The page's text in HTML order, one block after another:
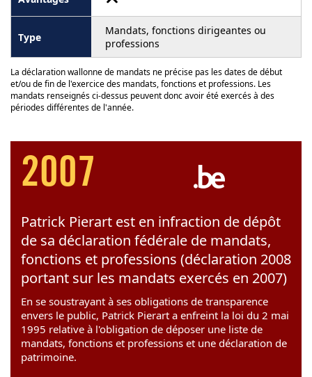
Mandats, fonctions dirigeantes ou
professions
La déclaration wallonne de mandats ne précise pas les dates de début
et/ou de fin de l'exercice des mandats, fonctions et professions. Les
mandats renseignés ci-dessus peuvent donc avoir été exercés à des
périodes différentes de l'année.
2007
Patrick Pierart est en infraction de dépôt
de sa déclaration fédérale de mandats,
fonctions et professions (déclaration 2008
portant sur les mandats exercés en 2007)
En se soustrayant à ses obligations de transparence
envers le public, Patrick Pierart a enfreint la loi du 2 mai
1995 relative à l'obligation de déposer une liste de
mandats, fonctions et professions et une déclaration de
patrimoine.